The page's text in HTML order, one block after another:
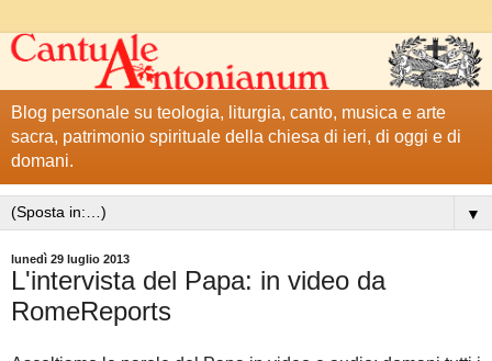
Blog personale su teologia, liturgia, canto, musica e arte
sacra, patrimonio spirituale della chiesa di ieri, di oggi e di
domani.
▼
lunedì 29 luglio 2013
L'intervista del Papa: in video da
RomeReports